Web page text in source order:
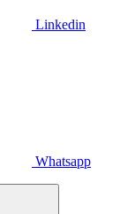
Linkedin
Whatsapp